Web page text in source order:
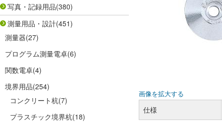
写真・記録用品(380)
測量用品・設計(451)
測量器(27)
プログラム測量電卓(6)
関数電卓(4)
境界用品(254)
コンクリート杭(7)
プラスチック境界杭(18)
画像を拡大する
仕様